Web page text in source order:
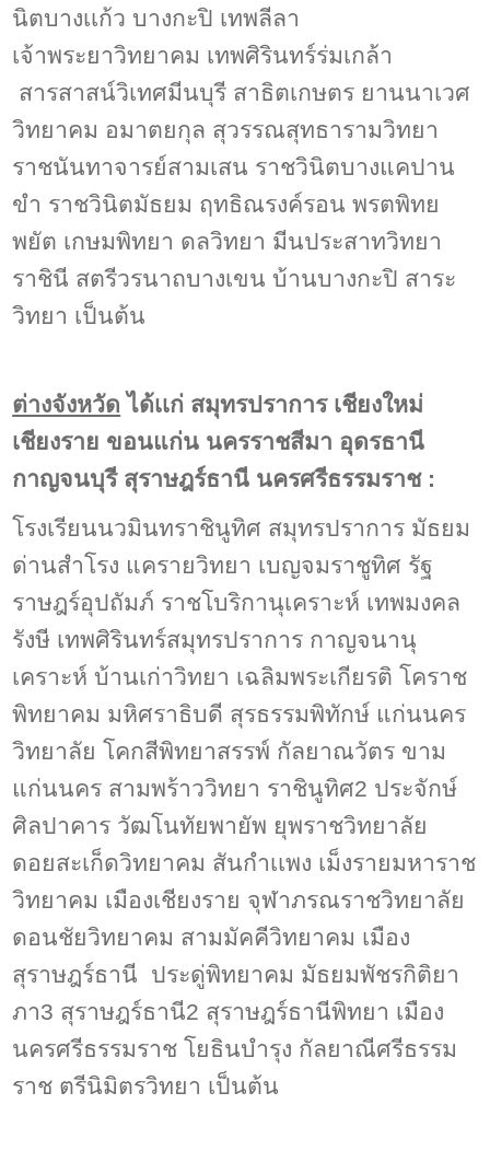
นิตบางเเก้ว บางกะปิ เทพลีลา
เจ้าพระยาวิทยาคม เทพศิรินทร์ร่มเกล้า
สารสาสน์วิเทศมีนบุรี สาธิตเกษตร ยานนาเวศ
วิทยาคม อมาตยกุล สุวรรณสุทธารามวิทยา
ราชนันทาจารย์สามเสน ราชวินิตบางแคปาน
ขำ ราชวินิตมัธยม ฤทธิณรงค์รอน พรตพิทย
พยัต เกษมพิทยา ดลวิทยา มีนประสาทวิทยา
ราชินี สตรีวรนาถบางเขน บ้านบางกะปิ สาระ
วิทยา เป็นต้น
ต่างจังหวัด ได้เเก่ สมุทรปราการ เชียงใหม่
เชียงราย ขอนแก่น นครราชสีมา อุดรธานี
กาญจนบุรี สุราษฎร์ธานี นครศรีธรรมราช :
โรงเรียนนวมินทราชินูทิศ สมุทรปราการ มัธยม
ด่านสำโรง แครายวิทยา เบญจมราชูทิศ รัฐ
ราษฎร์อุปถัมภ์ ราชโบริกานุเคราะห์ เทพมงคล
รังษี เทพศิรินทร์สมุทรปราการ กาญจนานุ
เคราะห์ บ้านเก่าวิทยา เฉลิมพระเกียรติ โคราช
พิทยาคม มหิศราธิบดี สุรธรรมพิทักษ์ แก่นนคร
วิทยาลัย โคกสีพิทยาสรรพ์ กัลยาณวัตร ขาม
แก่นนคร สามพร้าววิทยา ราชินูทิศ2 ประจักษ์
ศิลปาคาร วัฒโนทัยพายัพ ยุพราชวิทยาลัย
ดอยสะเก็ดวิทยาคม สันกำเเพง เม็งรายมหาราช
วิทยาคม เมืองเชียงราย จุฬาภรณราชวิทยาลัย
ดอนชัยวิทยาคม สามมัคคีวิทยาคม เมือง
สุราษฎร์ธานี ประดู่พิทยาคม มัธยมพัชรกิติยา
ภา3 สุราษฎร์ธานี2 สุราษฎร์ธานีพิทยา เมือง
นครศรีธรรมราช โยธินบำรุง กัลยาณีศรีธรรม
ราช ตรีนิมิตรวิทยา เป็นต้น